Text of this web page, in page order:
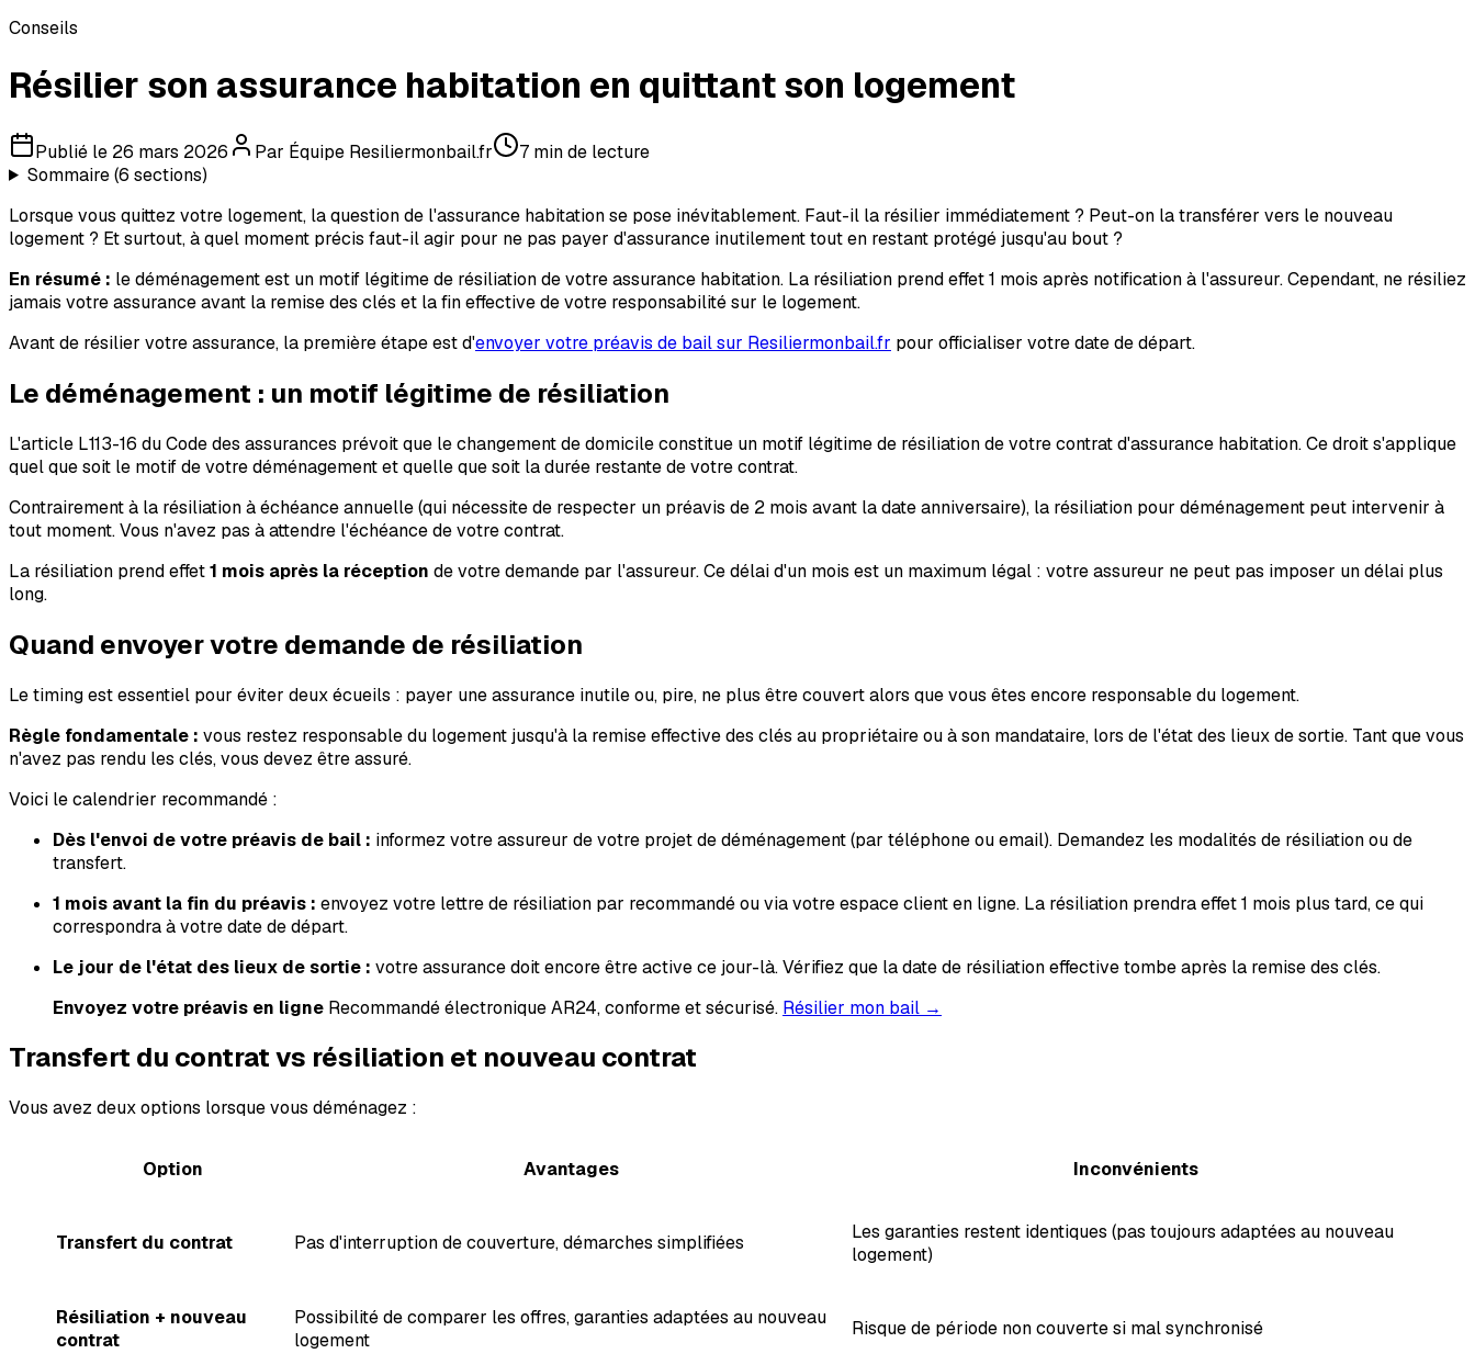
Conseils
Résilier son assurance habitation en quittant son logement
Publié le 26 mars 2026 Par Équipe Resiliermonbail.fr 7 min de lecture
Sommaire (6 sections)
Lorsque vous quittez votre logement, la question de l'assurance habitation se pose inévitablement. Faut-il la résilier immédiatement ? Peut-on la transférer vers le nouveau
logement ? Et surtout, à quel moment précis faut-il agir pour ne pas payer d'assurance inutilement tout en restant protégé jusqu'au bout ?
En résumé : le déménagement est un motif légitime de résiliation de votre assurance habitation. La résiliation prend effet 1 mois après notification à l'assureur. Cependant, ne résiliez
jamais votre assurance avant la remise des clés et la fin effective de votre responsabilité sur le logement.
Avant de résilier votre assurance, la première étape est d'envoyer votre préavis de bail sur Resiliermonbail.fr pour officialiser votre date de départ.
Le déménagement : un motif légitime de résiliation
L'article L113-16 du Code des assurances prévoit que le changement de domicile constitue un motif légitime de résiliation de votre contrat d'assurance habitation. Ce droit s'applique
quel que soit le motif de votre déménagement et quelle que soit la durée restante de votre contrat.
Contrairement à la résiliation à échéance annuelle (qui nécessite de respecter un préavis de 2 mois avant la date anniversaire), la résiliation pour déménagement peut intervenir à
tout moment. Vous n'avez pas à attendre l'échéance de votre contrat.
La résiliation prend effet1 mois après la réception de votre demande par l'assureur. Ce délai d'un mois est un maximum légal : votre assureur ne peut pas imposer un délai plus
long.
Quand envoyer votre demande de résiliation
Le timing est essentiel pour éviter deux écueils : payer une assurance inutile ou, pire, ne plus être couvert alors que vous êtes encore responsable du logement.
Règle fondamentale : vous restez responsable du logement jusqu'à la remise effective des clés au propriétaire ou à son mandataire, lors de l'état des lieux de sortie. Tant que vous
n'avez pas rendu les clés, vous devez être assuré.
Voici le calendrier recommandé :
Dès l'envoi de votre préavis de bail : informez votre assureur de votre projet de déménagement (par téléphone ou email). Demandez les modalités de résiliation ou de
transfert.
1 mois avant la fin du préavis : envoyez votre lettre de résiliation par recommandé ou via votre espace client en ligne. La résiliation prendra effet 1 mois plus tard, ce qui
correspondra à votre date de départ.
Le jour de l'état des lieux de sortie : votre assurance doit encore être active ce jour-là. Vérifiez que la date de résiliation effective tombe après la remise des clés.
Envoyez votre préavis en ligne Recommandé électronique AR24, conforme et sécurisé. Résilier mon bail →
Transfert du contrat vs résiliation et nouveau contrat
Vous avez deux options lorsque vous déménagez :
Option Avantages Inconvénients
Transfert du contrat Pas d'interruption de couverture, démarches simplifiées
Les garanties restent identiques (pas toujours adaptées au nouveau
logement)
Résiliation + nouveau
contrat
Possibilité de comparer les offres, garanties adaptées au nouveau
logement
Risque de période non couverte si mal synchronisé